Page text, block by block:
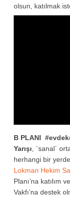
olsun, katılmak
B PLANI
Yarışı, `sanal`
herhangi bir
Lokman Hekim
Planı’na katılım
Vakfı’na destek